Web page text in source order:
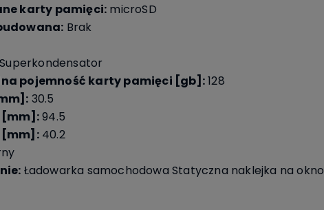
karty pamięci: microSD
Brak
Superkondensator
pojemność karty pamięci [gb]:128
30.5
[mm]:94.5
[mm]:40.2
Ładowarka samochodowa Statyczna naklejka na okno